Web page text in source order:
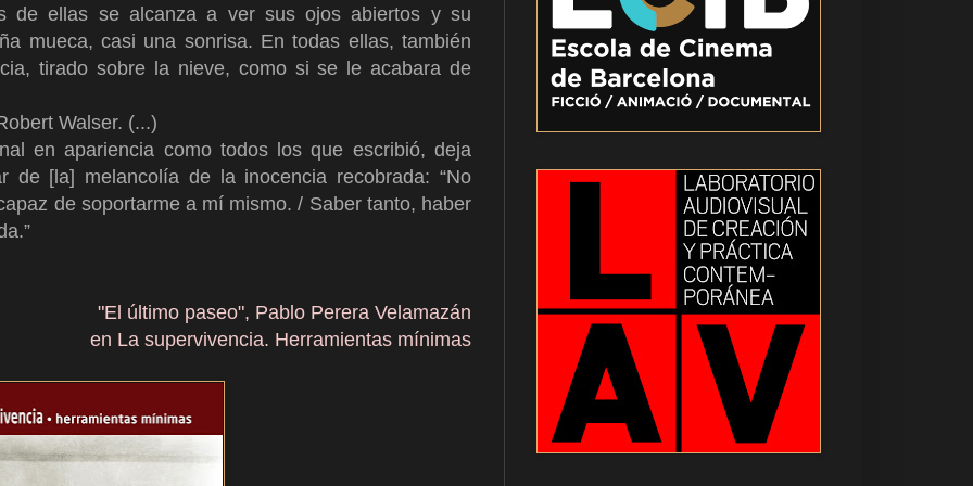
de ellas se alcanza a ver sus ojos abiertos y su
mueca, casi una sonrisa. En todas ellas, también
tirado sobre la nieve, como si se le acabara de
Walser. (...)
en apariencia como todos los que escribió, deja
de [la] melancolía de la inocencia recobrada: “No
de soportarme a mí mismo. / Saber tanto, haber
"El último paseo", Pablo Perera Velamazán
en La supervivencia. Herramientas mínimas